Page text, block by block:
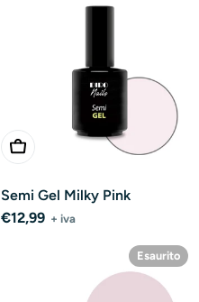
Aggiungi Al Carrello
Semi Gel Milky Pink
Prezzo
€12,99 + iva
Esaurito